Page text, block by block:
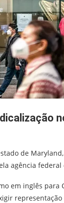
de
agência
em inglês para